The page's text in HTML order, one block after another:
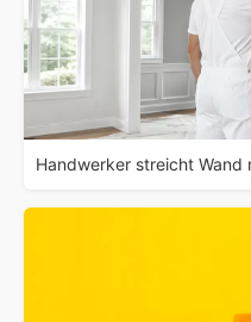
Handwerker streicht Wand